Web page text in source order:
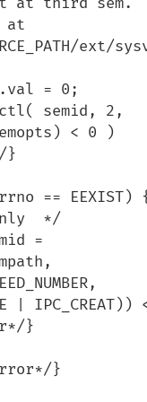
ext/
< 0 )
}
==
*/
| IPC_CREAT))
}
}